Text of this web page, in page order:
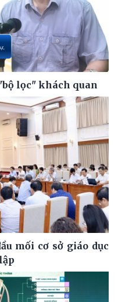
lọc" khách quan
mối cơ sở giáo dục